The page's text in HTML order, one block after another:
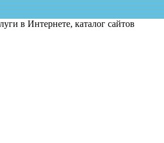
в Интернете, каталог сайтов